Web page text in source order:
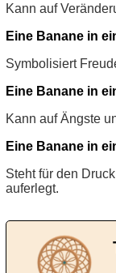
Kann auf
Eine Banane in
Symbolisiert
Eine Banane in
Kann auf Ängste
Eine Banane in
Steht für den
auferlegt.